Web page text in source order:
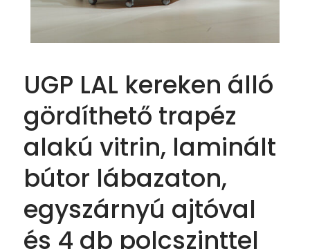
UGP LAL kereken álló
gördíthető trapéz
alakú vitrin, laminált
bútor lábazaton,
egyszárnyú ajtóval
és 4 db polcszinttel